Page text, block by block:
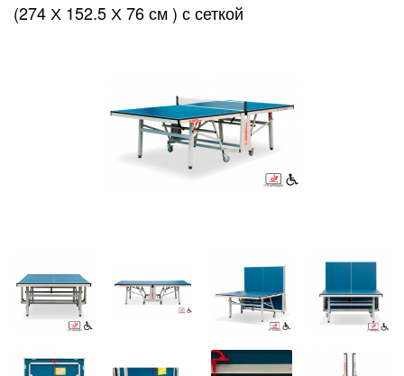
(274 Х 152.5 Х 76 см ) с сеткой